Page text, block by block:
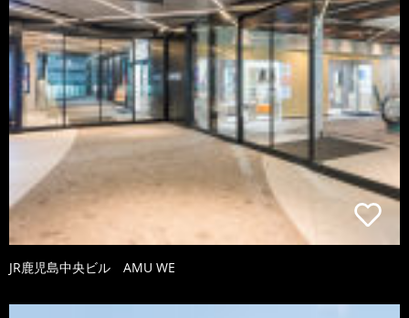
JR鹿児島中央ビル AMU WE